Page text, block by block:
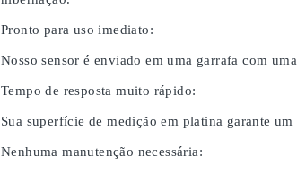
Pronto para uso imediato:
Nosso sensor é enviado em uma garrafa com
Tempo de resposta muito rápido:
Sua superfície de medição em platina garante
Nenhuma manutenção necessária: